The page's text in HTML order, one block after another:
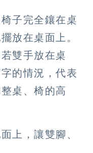
子完全鑲在桌
放在桌面上。
雙手放在桌
的情況，代表
桌、椅的高
上，讓雙腳、